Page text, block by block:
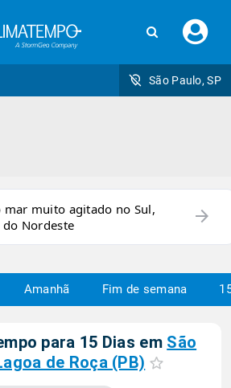
seu
São Paulo, SP
mar muito agitado no Sul,
do Nordeste
arrow_forward
Amanhã Fim de semana
para 15 Dias em São
de Roça (PB)